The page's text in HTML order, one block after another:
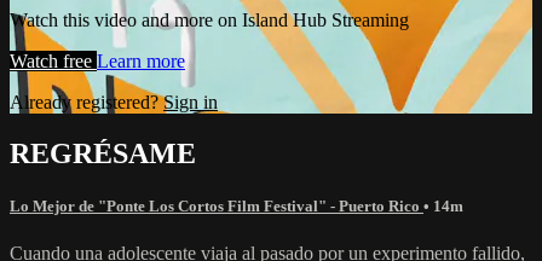
Watch this video and more on Island Hub Streaming
Watch free Learn more
Already registered?Sign in
REGRÉSAME
Lo Mejor de "Ponte Los Cortos Film Festival" - Puerto Rico • 14m
Cuando una adolescente viaja al pasado por un experimento fallido,